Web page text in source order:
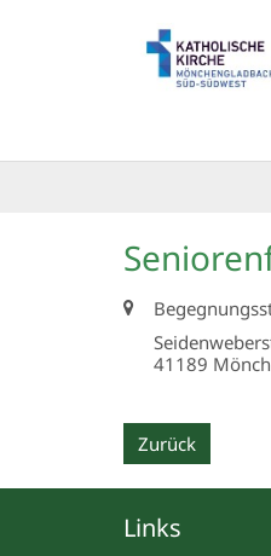
Ort:
41189
Zurück
Links